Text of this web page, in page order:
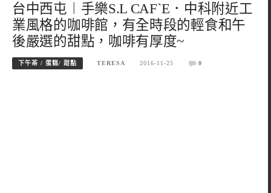
台中西屯︱手樂S.L CAF`E．中科附近工
業風格的咖啡館，有全時段的輕食和午
後嚴選的甜點，咖啡有厚度~
下午茶 / 蛋糕/ 甜點 TERESA 2016-11-25 0